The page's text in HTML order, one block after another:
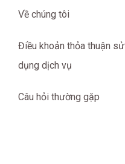
Về chúng tôi
Điều khoản thỏa thuận sử
dụng dịch vụ
Câu hỏi thường gặp